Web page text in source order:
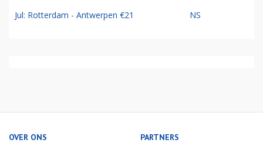
Jul: Rotterdam - Antwerpen €21 NS
OVER ONS PARTNERS